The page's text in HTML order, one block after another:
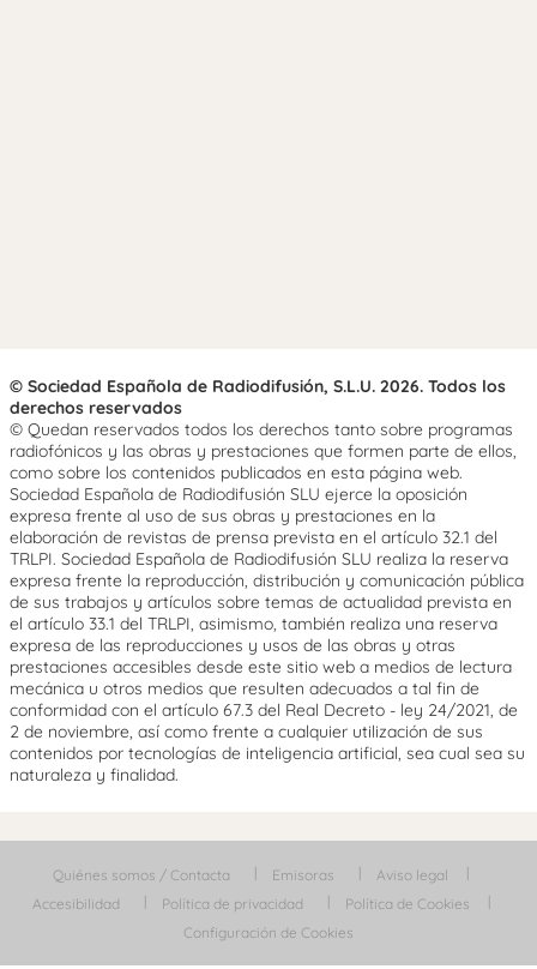
© Sociedad Española de Radiodifusión, S.L.U. 2026. Todos los
derechos reservados
© Quedan reservados todos los derechos tanto sobre programas
radiofónicos y las obras y prestaciones que formen parte de ellos,
como sobre los contenidos publicados en esta página web.
Sociedad Española de Radiodifusión SLU ejerce la oposición
expresa frente al uso de sus obras y prestaciones en la
elaboración de revistas de prensa prevista en el artículo 32.1 del
TRLPI. Sociedad Española de Radiodifusión SLU realiza la reserva
expresa frente la reproducción, distribución y comunicación pública
de sus trabajos y artículos sobre temas de actualidad prevista en
el artículo 33.1 del TRLPI, asimismo, también realiza una reserva
expresa de las reproducciones y usos de las obras y otras
prestaciones accesibles desde este sitio web a medios de lectura
mecánica u otros medios que resulten adecuados a tal fin de
conformidad con el artículo 67.3 del Real Decreto - ley 24/2021, de
2 de noviembre, así como frente a cualquier utilización de sus
contenidos por tecnologías de inteligencia artificial, sea cual sea su
naturaleza y finalidad.
Quiénes somos / Contacta Emisoras
Aviso legal
Accesibilidad
Política de privacidad
Política de Cookies
Configuración de Cookies